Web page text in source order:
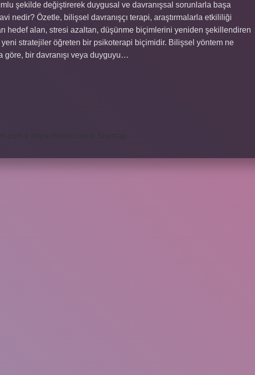
şekilde değiştirerek duygusal ve davranışsal sorunlarla başa
nedir? Özetle, bilişsel davranışçı terapi, araştırmalarla etkililiği
hedef alan, stresi azaltan, düşünme biçimlerini yeniden şekillendiren
yeni stratejiler öğreten bir psikoterapi biçimidir. Bilişsel yöntem ne
göre, bir davranışı veya duyguyu…